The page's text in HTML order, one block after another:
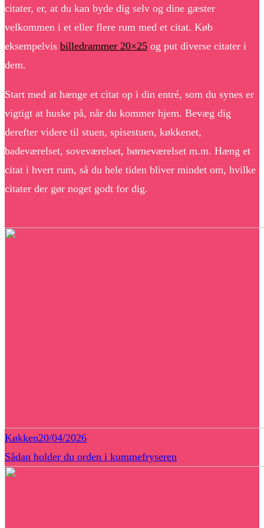
citater, er, at du kan byde dig selv og dine gæster
velkommen i et eller flere rum med et citat. Køb
eksempelvis billedrammer 20×25 og put diverse citater i
dem.
Start med at hænge et citat op i din entré, som du synes er
vigtigt at huske på, når du kommer hjem. Bevæg dig
derefter videre til stuen, spisestuen, køkkenet,
badeværelset, soveværelset, børneværelset m.m. Hæng et
citat i hvert rum, så du hele tiden bliver mindet om, hvilke
citater der gør noget godt for dig.
Køkken20/04/2026
Sådan holder du orden i kummefryseren